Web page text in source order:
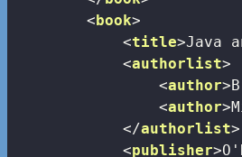
<book>
<title>Java
<authorlist>
<author>
<author>
</authorlist>
<publisher>